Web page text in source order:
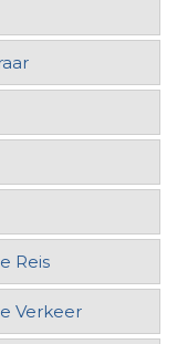
Reis
Verkeer